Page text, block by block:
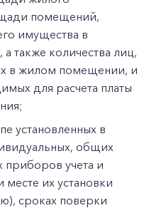
помещений,
имущества в
также количества лиц,
в жилом помещении, и
для расчета платы
установленных в
общих
приборов учета и
их установки
сроках поверки